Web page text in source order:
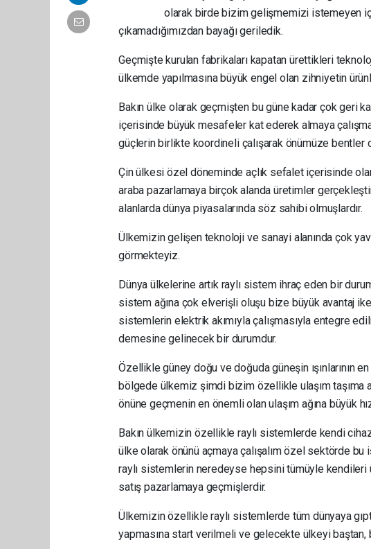
olarak birde bizim gelişmemizi istemeyen
çıkamadığımızdan bayağı geriledik.
Geçmişte kurulan fabrikaları kapatan ürettikleri
ülkemde yapılmasına büyük engel olan zihniyetin
Bakın ülke olarak geçmişten bu güne kadar çok geri
içerisinde büyük mesafeler kat ederek almaya
güçlerin birlikte koordineli çalışarak önümüze bentler
Çin ülkesi özel döneminde açlık sefalet içerisinde
araba pazarlamaya birçok alanda üretimler
alanlarda dünya piyasalarında söz sahibi olmuşlardır.
Ülkemizin gelişen teknoloji ve sanayi alanında çok
görmekteyiz.
Dünya ülkelerine artık raylı sistem ihraç eden bir
sistem ağına çok elverişli oluşu bize büyük avantaj
sistemlerin elektrik akımıyla çalışmasıyla entegre
demesine gelinecek bir durumdur.
Özellikle güney doğu ve doğuda güneşin ışınlarının
bölgede ülkemiz şimdi bizim özellikle ulaşım taşıma
önüne geçmenin en önemli olan ulaşım ağına büyük
Bakın ülkemizin özellikle raylı sistemlerde kendi
ülke olarak önünü açmaya çalışalım özel sektörde bu
raylı sistemlerin neredeyse hepsini tümüyle kendileri
satış pazarlamaya geçmişlerdir.
Ülkemizin özellikle raylı sistemlerde tüm dünyaya
yapmasına start verilmeli ve gelecekte ülkeyi baştan,